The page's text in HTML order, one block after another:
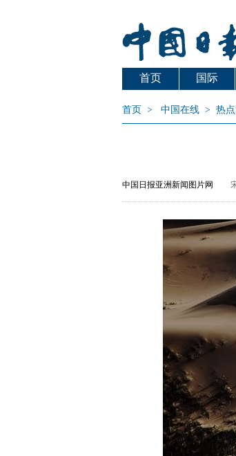
首页 国际
首页 > 中国在线 > 热
中国日报亚洲新闻图片网